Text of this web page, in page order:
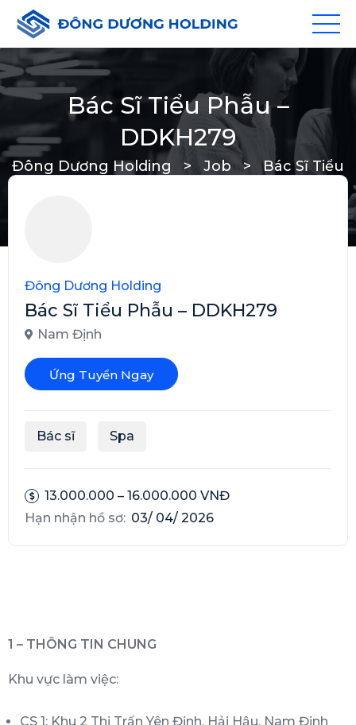
Bác Sĩ Tiểu Phẫu –
DDKH279
Đông Dương Holding > Job >
Bác Sĩ Tiểu
Đông Dương Holding
Bác Sĩ Tiểu Phẫu – DDKH279
Nam Định
Ứng Tuyển Ngay
Bác sĩ Spa
13.000.000 – 16.000.000 VNĐ
Hạn nhận hồ sơ: 03/ 04/ 2026
1 – THÔNG TIN CHUNG
Khu vực làm việc:
CS 1: Khu 2 Thị Trấn Yên Định, Hải Hậu, Nam Định